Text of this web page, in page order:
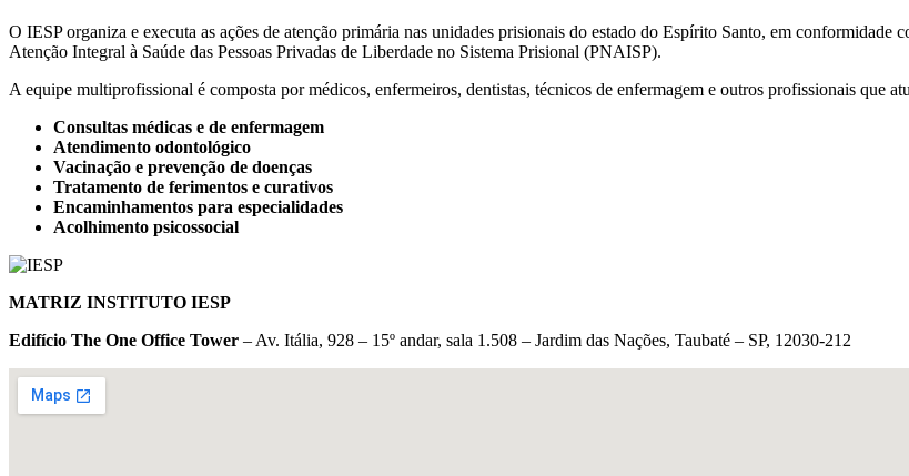
O IESP organiza e executa as ações de atenção primária nas unidades prisionais do estado do Espírito Santo, em
Atenção Integral à Saúde das Pessoas Privadas de Liberdade no Sistema Prisional (PNAISP).
A equipe multiprofissional é composta por médicos, enfermeiros, dentistas, técnicos de enfermagem e outros profissionais que
Consultas médicas e de enfermagem
Atendimento odontológico
Vacinação e prevenção de doenças
Tratamento de ferimentos e curativos
Encaminhamentos para especialidades
Acolhimento psicossocial
MATRIZ INSTITUTO IESP
Edifício The One Office Tower – Av. Itália, 928 – 15º andar, sala 1.508 – Jardim das Nações, Taubaté – SP, 12030-212